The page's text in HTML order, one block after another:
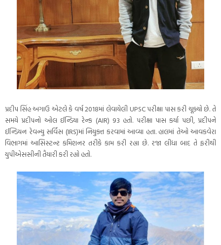
પ્રદીપ સિંહ અગાઉ એટલે કે વર્ષ 2018માં લેવાયેલી UPSC પરીક્ષા પાસ કરી ચૂક્યો છે. તે
સમયે પ્રદીપનો ઓલ ઈન્ડિયા રેન્ક (AIR) 93 હતો. પરીક્ષા પાસ કર્યા પછી, પ્રદીપને
ઈન્ડિયન રેવન્યુ સર્વિસ (IRS)માં નિયુક્ત કરવામાં આવ્યા હતા. હાલમાં તેઓ આવકવેરા
વિભાગમાં આસિસ્ટન્ટ કમિશનર તરીકે કામ કરી રહ્યા છે. રજા લીધા બાદ તે ફરીથી
યુપીએસસીની તૈયારી કરી રહ્યો હતો.